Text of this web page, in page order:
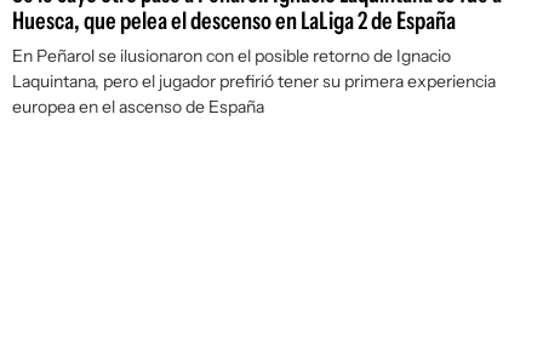
Huesca, que pelea el descenso en LaLiga 2 de España
En Peñarol se ilusionaron con el posible retorno de Ignacio
Laquintana, pero el jugador prefirió tener su primera experiencia
europea en el ascenso de España